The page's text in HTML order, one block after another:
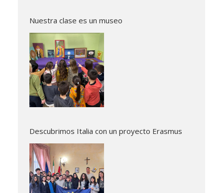
Nuestra clase es un museo
Descubrimos Italia con un proyecto Erasmus